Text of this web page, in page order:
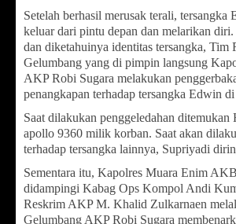
Setelah berhasil merusak terali, tersangka
keluar dari pintu depan dan melarikan
dan diketahuinya identitas tersangka, Tim
Gelumbang yang di pimpin langsung
AKP Robi Sugara melakukan
penangkapan terhadap tersangka Edwin
Saat dilakukan penggeledahan
apollo 9360 milik korban. Saat akan
terhadap tersangka lainnya, Supriyadi
Sementara itu, Kapolres Muara Enim
didampingi Kabag Ops Kompol Andi
Reskrim AKP M. Khalid Zulkarnaen
Gelumbang AKP Robi Sugara